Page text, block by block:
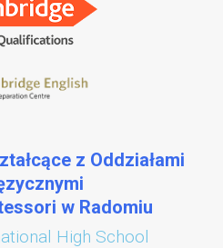
z Oddziałami
w Radomiu
High School